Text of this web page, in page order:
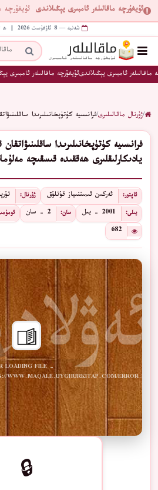
ئۇيغۇرچە ماقالىلەر ئامبىرى يېڭىلاندى ئۇيغۇرچە
شەنبە — 8 ئاۋغۇست 2026 | ھ 23 سەفەر 1448
ماقالىلەر ئامبىرى يېڭىلاندىئۇيغۇرچە ماقالىلەر ئامبىرى
/ژۇرنال ماقالىلىرى/فرانسىيە كۈتۈپخانىلىرىدا
فرانسىيە كۈتۈپخانىلىرىدا
يادىكارلىقلىرى ھەققىدە قىسقىچە
ئاپتور: ئەركىن ئىمىننىياز قۇتلۇق ژۇرنال:
يىلى: 2001 - يىل سان: 2 - سان
682
LOADING FILE -
WWW.MAQALE.UYGHURKITAP.COM/ERROR.PDF
🔒